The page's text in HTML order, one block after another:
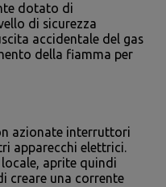
dotato di
di sicurezza
accidentale del gas
della fiamma per
azionate interruttori
apparecchi elettrici.
aprite quindi
creare una corrente